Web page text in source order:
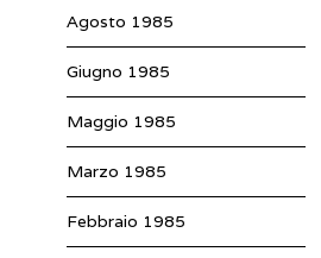
Agosto 1985
Giugno 1985
Maggio 1985
Marzo 1985
Febbraio 1985